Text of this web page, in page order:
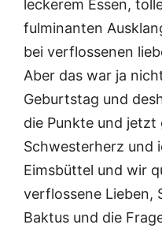
leckerem Essen,
fulminanten
bei verflossenen
Aber das war ja
Geburtstag und
die Punkte und jetzt
Schwesterherz und
Eimsbüttel und wir
verflossene Lieben,
Baktus und die